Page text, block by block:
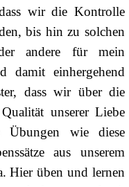
wir die Kontrolle
bis hin zu solchen
andere für mein
damit einhergehend
dass wir über die
unserer Liebe
Übungen wie diese
aus unserem
Hier üben und lernen